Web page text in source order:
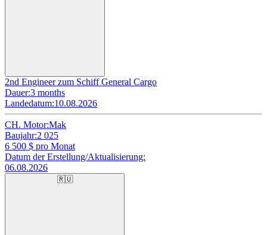
2nd Engineer zum Schiff General Cargo
Dauer:3 months
Landedatum:10.08.2026
CH. Motor:Mak
Baujahr:2 025
6 500 $ pro Monat
Datum der Erstellung/Aktualisierung:
06.08.2026
🇷🇺